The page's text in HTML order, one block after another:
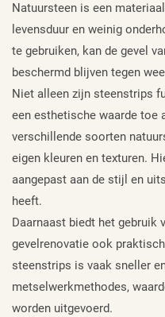
Natuursteen is een
levensduur en weinig
te gebruiken, kan de gevel
beschermd blijven tegen
Niet alleen zijn steenstrips
een esthetische waarde toe
verschillende soorten
eigen kleuren en texturen.
aangepast aan de stijl en
heeft.
Daarnaast biedt het gebruik
gevelrenovatie ook
steenstrips is vaak sneller
metselwerkmethodes,
worden uitgevoerd.